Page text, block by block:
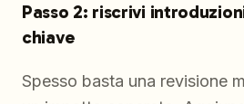
Passo 2: riscrivi
chiave
Spesso basta una revisione